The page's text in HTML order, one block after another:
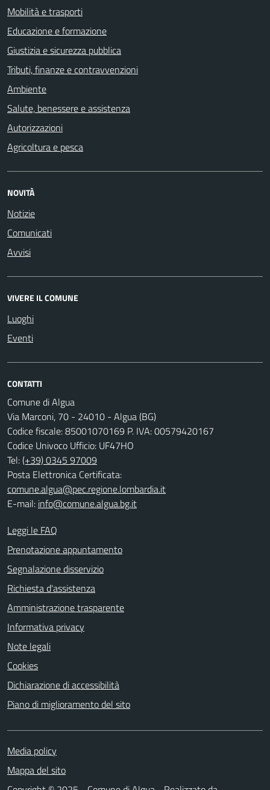
Mobilità e trasporti
Educazione e formazione
Giustizia e sicurezza pubblica
Tributi, finanze e contravvenzioni
Ambiente
Salute, benessere e assistenza
Autorizzazioni
Agricoltura e pesca
NOVITÀ
Notizie
Comunicati
Avvisi
VIVERE IL COMUNE
Luoghi
Eventi
CONTATTI
Comune di Algua
Via Marconi, 70 - 24010 - Algua (BG)
Codice fiscale: 85001070169 P. IVA: 00579420167
Codice Univoco Ufficio: UF47HO
Tel:(+39) 0345 97009
Posta Elettronica Certificata:
comune.algua@pec.regione.lombardia.it
E-mail: info@comune.algua.bg.it
Leggi le FAQ
Prenotazione appuntamento
Segnalazione disservizio
Richiesta d'assistenza
Amministrazione trasparente
Informativa privacy
Note legali
Cookies
Dichiarazione di accessibilità
Piano di miglioramento del sito
Media policy
Mappa del sito